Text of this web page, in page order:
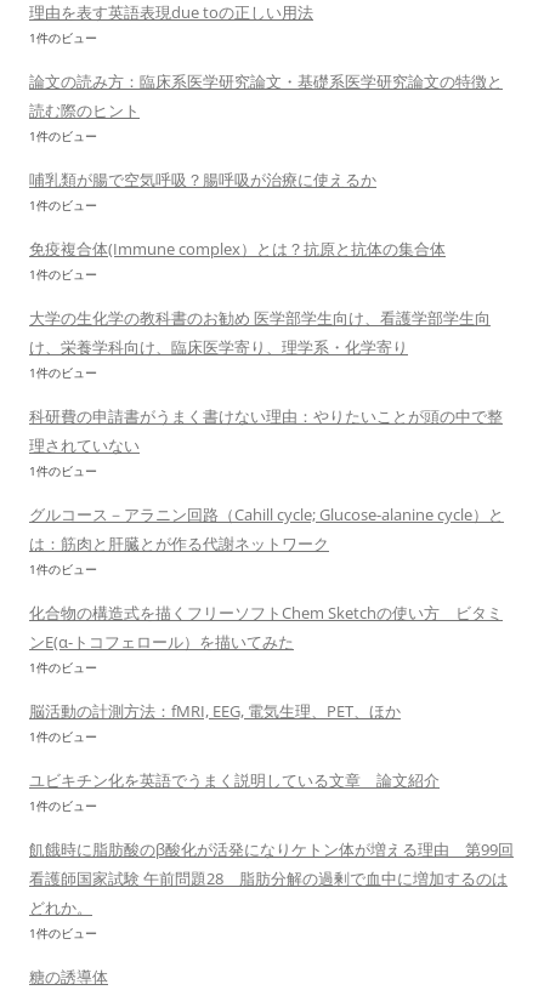
理由を表す英語表現due toの正しい用法
1件のビュー
論文の読み方：臨床系医学研究論文・基礎系医学研究論文の特徴と
読む際のヒント
1件のビュー
哺乳類が腸で空気呼吸？腸呼吸が治療に使えるか
1件のビュー
免疫複合体(Immune complex）とは？抗原と抗体の集合体
1件のビュー
大学の生化学の教科書のお勧め 医学部学生向け、看護学部学生向
け、栄養学科向け、臨床医学寄り、理学系・化学寄り
1件のビュー
科研費の申請書がうまく書けない理由：やりたいことが頭の中で整
理されていない
1件のビュー
グルコース－アラニン回路（Cahill cycle; Glucose-alanine cycle）と
は：筋肉と肝臓とが作る代謝ネットワーク
1件のビュー
化合物の構造式を描くフリーソフトChem Sketchの使い方 ビタミ
ンE(α-トコフェロール）を描いてみた
1件のビュー
脳活動の計測方法：fMRI, EEG, 電気生理、PET、ほか
1件のビュー
ユビキチン化を英語でうまく説明している文章 論文紹介
1件のビュー
飢餓時に脂肪酸のβ酸化が活発になりケトン体が増える理由 第99回
看護師国家試験 午前問題28 脂肪分解の過剰で血中に増加するのは
どれか。
1件のビュー
糖の誘導体